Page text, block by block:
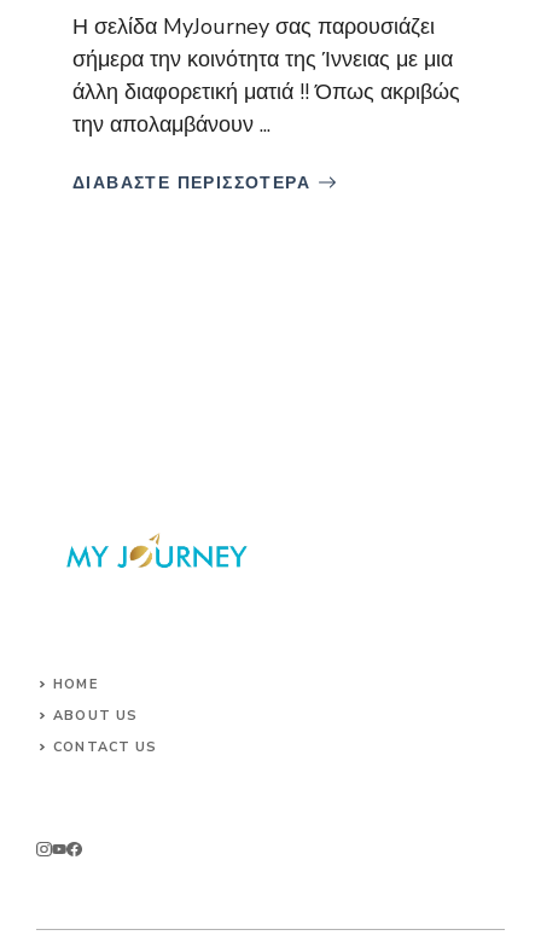
Η σελίδα MyJourney σας παρουσιάζει
σήμερα την κοινότητα της Ίννειας με μια
άλλη διαφορετική ματιά !! Όπως ακριβώς
την απολαμβάνουν ...
ΔΙΑΒΑΣΤΕ ΠΕΡΙΣΣΟΤΕΡΑ
HOME
ABOUT US
CONTACT US